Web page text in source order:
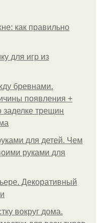
как правильно
для игр из
бревнами.
появления +
заделке трещин
для детей. Чем
руками для
Декоративный
вокруг дома.